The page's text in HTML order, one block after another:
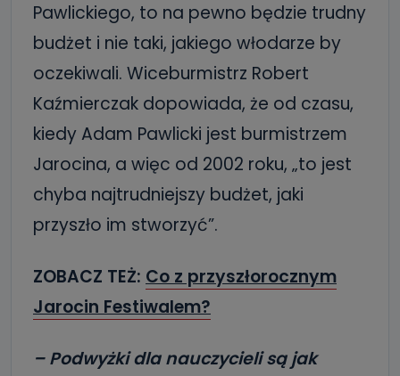
Pawlickiego, to na pewno będzie trudny
budżet i nie taki, jakiego włodarze by
oczekiwali. Wiceburmistrz Robert
Kaźmierczak dopowiada, że od czasu,
kiedy Adam Pawlicki jest burmistrzem
Jarocina, a więc od 2002 roku, „to jest
chyba najtrudniejszy budżet, jaki
przyszło im stworzyć”.
ZOBACZ TEŻ: Co z przyszłorocznym
Jarocin Festiwalem?
– Podwyżki dla nauczycieli są jak